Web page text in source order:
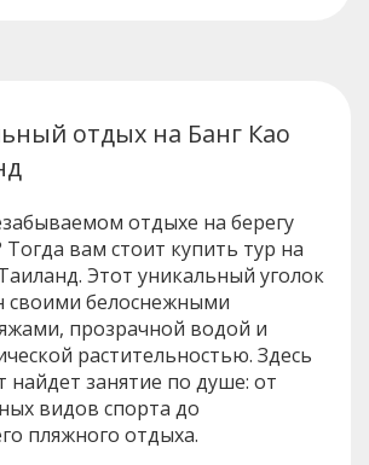
отдых на Банг Као
отдыхе на берегу
Тогда вам стоит купить тур на
Этот уникальный уголок
своими белоснежными
прозрачной водой и
растительностью. Здесь
найдет занятие по душе: от
видов спорта до
пляжного отдыха.